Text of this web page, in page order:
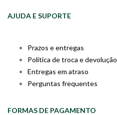
AJUDA E SUPORTE
Prazos e entregas
Política de troca e devolução
Entregas em atraso
Perguntas frequentes
FORMAS DE PAGAMENTO